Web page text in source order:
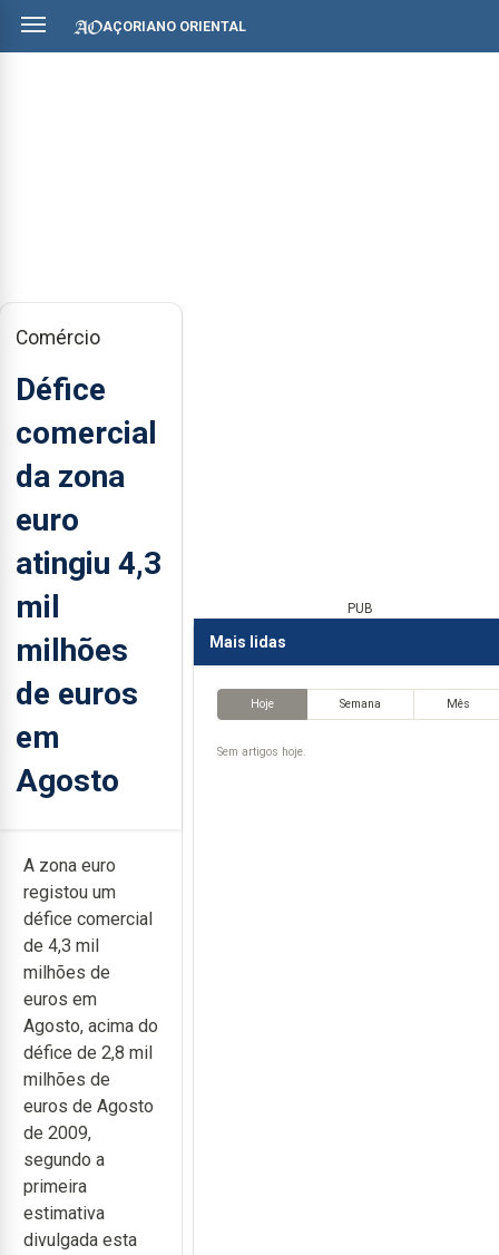
AÇORIANO ORIENTAL
Comércio
Défice
comercial
da zona
euro
atingiu 4,3
mil
milhões
de euros
em
Agosto
A zona euro
registou um
défice comercial
de 4,3 mil
milhões de
euros em
Agosto, acima do
défice de 2,8 mil
milhões de
euros de Agosto
de 2009,
segundo a
primeira
estimativa
divulgada esta
PUB
Mais lidas
Hoje Semana Mês
Sem artigos hoje.